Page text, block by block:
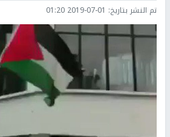
تم النشر بتاريخ: 2019-07-01 01:20